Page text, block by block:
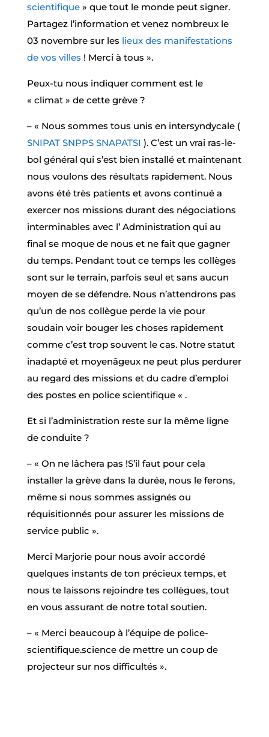
scientifique» que tout le monde peut signer.
Partagez l’information et venez nombreux le
03 novembre sur les lieux des manifestations
de vos villes ! Merci à tous ».
Peux-tu nous indiquer comment est le
« climat » de cette grève ?
– « Nous sommes tous unis en intersyndycale (
SNIPAT SNPPS SNAPATSI ). C’est un vrai ras-le-
bol général qui s’est bien installé et maintenant
nous voulons des résultats rapidement. Nous
avons été très patients et avons continué a
exercer nos missions durant des négociations
interminables avec l’ Administration qui au
final se moque de nous et ne fait que gagner
du temps. Pendant tout ce temps les collèges
sont sur le terrain, parfois seul et sans aucun
moyen de se défendre. Nous n’attendrons pas
qu’un de nos collègue perde la vie pour
soudain voir bouger les choses rapidement
comme c’est trop souvent le cas. Notre statut
inadapté et moyenâgeux ne peut plus perdurer
au regard des missions et du cadre d’emploi
des postes en police scientifique « .
Et si l’administration reste sur la même ligne
de conduite ?
– « On ne lâchera pas !S’il faut pour cela
installer la grève dans la durée, nous le ferons,
même si nous sommes assignés ou
réquisitionnés pour assurer les missions de
service public ».
Merci Marjorie pour nous avoir accordé
quelques instants de ton précieux temps, et
nous te laissons rejoindre tes collègues, tout
en vous assurant de notre total soutien.
– « Merci beaucoup à l’équipe de police-
scientifique.science de mettre un coup de
projecteur sur nos difficultés ».